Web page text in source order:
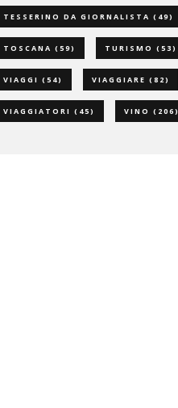
TESSERINO DA GIORNALISTA (49)
TOSCANA (59) TURISMO (53)
VIAGGI (54) VIAGGIARE (82)
VIAGGIATORI (45) VINO (206)